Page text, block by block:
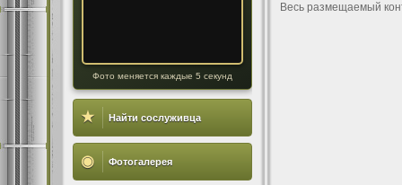
Фото меняется каждые 5 секунд
★ Найти сослуживца
◉ Фотогалерея
Весь размещаемый